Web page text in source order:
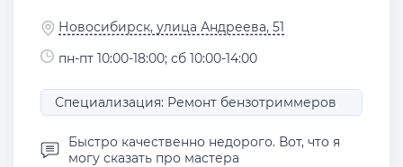
Новосибирск, улица Андреева, 51
пн-пт 10:00-18:00; сб 10:00-14:00
Специализация: Ремонт бензотриммеров
Быстро качественно недорого. Вот, что я
могу сказать про мастера